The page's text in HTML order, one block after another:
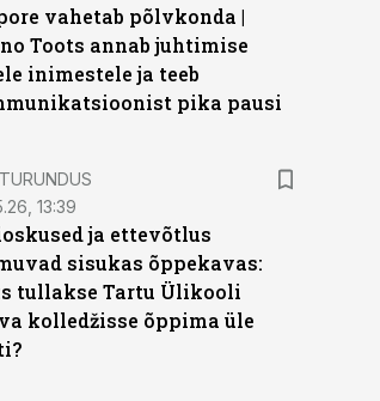
vahetab põlvkonda |
Toots annab juhtimise
inimestele ja teeb
pika pausi
13:39
ja ettevõtlus
sisukas õppekavas:
tullakse Tartu Ülikooli
kolledžisse õppima üle